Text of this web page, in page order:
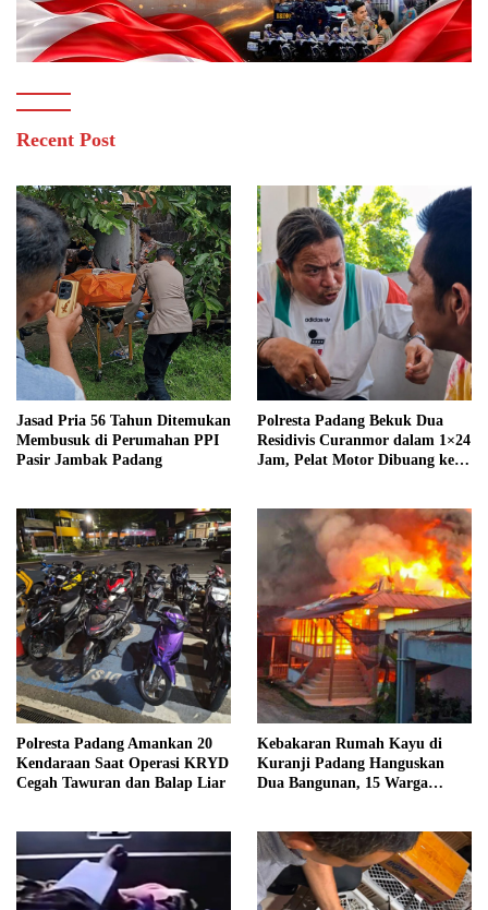
Recent Post
Jasad Pria 56 Tahun Ditemukan
Membusuk di Perumahan PPI
Pasir Jambak Padang
Polresta Padang Bekuk Dua
Residivis Curanmor dalam 1×24
Jam, Pelat Motor Dibuang ke
Polresta Padang Amankan 20
Kendaraan Saat Operasi KRYD
Cegah Tawuran dan Balap Liar
Kebakaran Rumah Kayu di
Kuranji Padang Hanguskan
Dua Bangunan, 15 Warga